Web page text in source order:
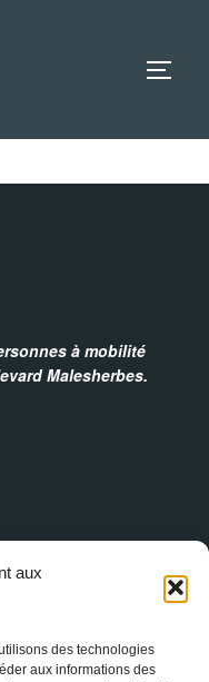
aux
des technologies
aux informations des
à mobilité
Malesherbes.